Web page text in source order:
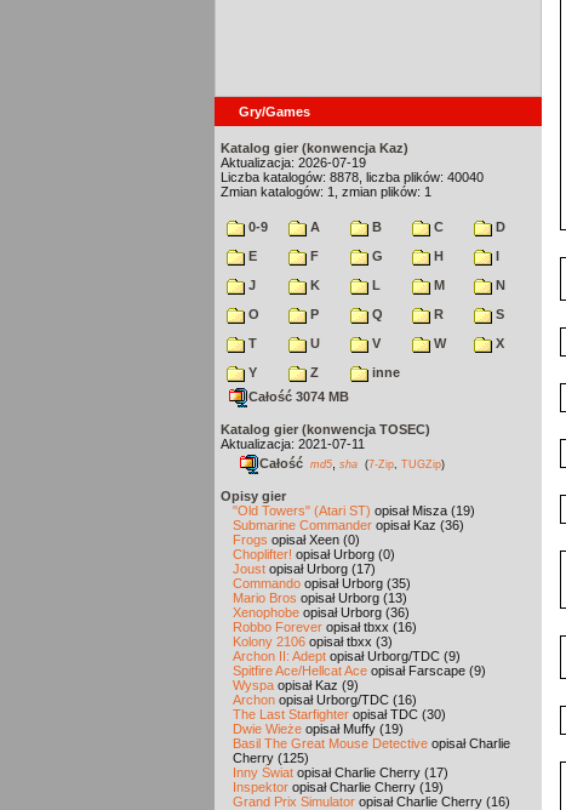
Gry/Games
Katalog gier (konwencja Kaz)
Aktualizacja: 2026-07-19
Liczba katalogów: 8878, liczba plików: 40040
Zmian katalogów: 1, zmian plików: 1
0-9 A B C
D
E
F G H
I
J
K L M
N
O
P Q R
S
T
U V W
X
Y
Z
inne
Całość 3074 MB
Katalog gier (konwencja TOSEC)
Aktualizacja: 2021-07-11
Całość md5 sha (7-Zip TUGZip)
Opisy gier
"Old Towers" (Atari ST) opisał Misza (19)
Submarine Commander opisał Kaz (36)
Frogs opisał Xeen (0)
Choplifter! opisał Urborg (0)
Joust opisał Urborg (17)
Commando opisał Urborg (35)
Mario Bros opisał Urborg (13)
Xenophobe opisał Urborg (36)
Robbo Forever opisał tbxx (16)
Kolony 2106 opisał tbxx (3)
Archon II: Adept opisał Urborg/TDC (9)
Spitfire Ace/Hellcat Ace opisał Farscape (9)
Wyspa opisał Kaz (9)
Archon opisał Urborg/TDC (16)
The Last Starfighter opisał TDC (30)
Dwie Wieże opisał Muffy (19)
Basil The Great Mouse Detective opisał Charlie
Cherry (125)
Inny Świat opisał Charlie Cherry (17)
Inspektor opisał Charlie Cherry (19)
Grand Prix Simulator opisał Charlie Cherry (16)